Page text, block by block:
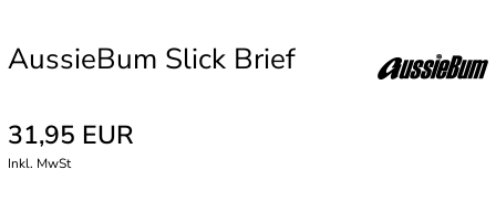
AussieBum Slick Brief
31,95 EUR
Inkl. MwSt